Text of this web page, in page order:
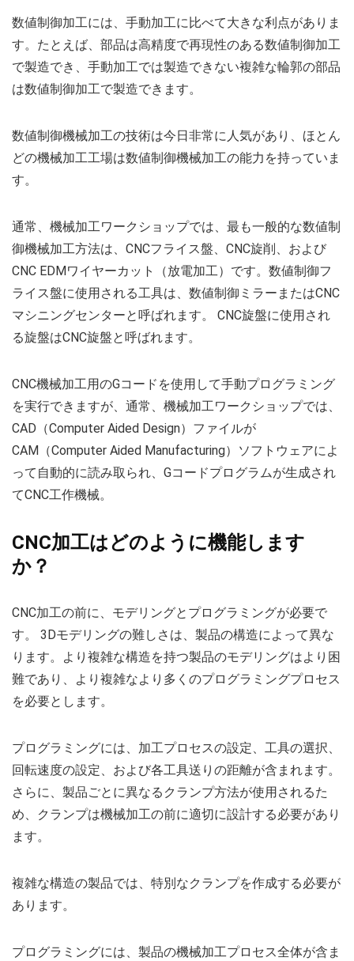
数値制御加工には、手動加工に比べて大きな利点がありま
す。たとえば、部品は高精度で再現性のある数値制御加工
で製造でき、手動加工では製造できない複雑な輪郭の部品
は数値制御加工で製造できます。
数値制御機械加工の技術は今日非常に人気があり、ほとん
どの機械加工工場は数値制御機械加工の能力を持っていま
す。
通常、機械加工ワークショップでは、最も一般的な数値制
御機械加工方法は、CNCフライス盤、CNC旋削、および
CNC EDMワイヤーカット（放電加工）です。数値制御フ
ライス盤に使用される工具は、数値制御ミラーまたはCNC
マシニングセンターと呼ばれます。 CNC旋盤に使用され
る旋盤はCNC旋盤と呼ばれます。
CNC機械加工用のGコードを使用して手動プログラミング
を実行できますが、通常、機械加工ワークショップでは、
CAD（Computer Aided Design）ファイルが
CAM（Computer Aided Manufacturing）ソフトウェアによ
って自動的に読み取られ、Gコードプログラムが生成され
てCNC工作機械。
CNC加工はどのように機能します
か？
CNC加工の前に、モデリングとプログラミングが必要で
す。 3Dモデリングの難しさは、製品の構造によって異な
ります。より複雑な構造を持つ製品のモデリングはより困
難であり、より複雑なより多くのプログラミングプロセス
を必要とします。
プログラミングには、加工プロセスの設定、工具の選択、
回転速度の設定、および各工具送りの距離が含まれます。
さらに、製品ごとに異なるクランプ方法が使用されるた
め、クランプは機械加工の前に適切に設計する必要があり
ます。
複雑な構造の製品では、特別なクランプを作成する必要が
あります。
プログラミングには、製品の機械加工プロセス全体が含ま